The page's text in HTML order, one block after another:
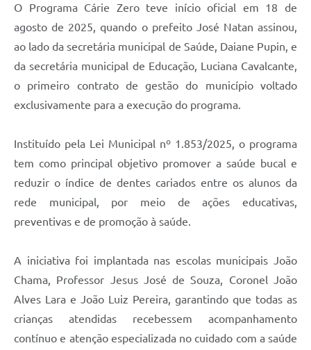
O Programa Cárie Zero teve início oficial em 18 de
agosto de 2025, quando o prefeito José Natan assinou,
ao lado da secretária municipal de Saúde, Daiane Pupin, e
da secretária municipal de Educação, Luciana Cavalcante,
o primeiro contrato de gestão do município voltado
exclusivamente para a execução do programa.
Instituído pela Lei Municipal nº 1.853/2025, o programa
tem como principal objetivo promover a saúde bucal e
reduzir o índice de dentes cariados entre os alunos da
rede municipal, por meio de ações educativas,
preventivas e de promoção à saúde.
A iniciativa foi implantada nas escolas municipais João
Chama, Professor Jesus José de Souza, Coronel João
Alves Lara e João Luiz Pereira, garantindo que todas as
crianças atendidas recebessem acompanhamento
contínuo e atenção especializada no cuidado com a saúde